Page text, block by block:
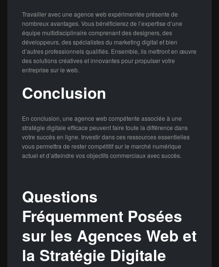
Travailler avec une agence web expérimentée présente de
nombreux avantages. Vous bénéficierez de l’expertise d’une
équipe multidisciplinaire comprenant des designers, des
développeurs, des spécialistes du marketing digital et bien
d’autres professionnels qualifiés. Ensemble, ils mettront en œuvre
des solutions créatives et innovantes pour propulser votre
entreprise sur le web.
Conclusion
En conclusion, une agence web compétente associée à une
stratégie digitale efficace peuvent faire toute la différence dans
votre succès en ligne. Investir dans ces ressources essentielles
vous permettra de rester compétitif sur le marché numérique
actuel et d’atteindre vos objectifs commerciaux avec succès.
Questions
Fréquemment Posées
sur les Agences Web et
la Stratégie Digitale